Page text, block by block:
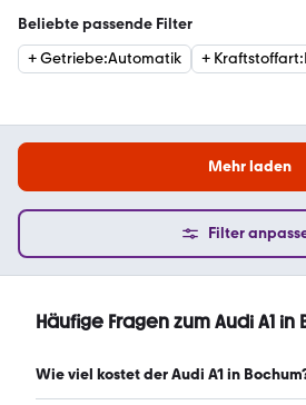
Beliebte passende Filter
+Getriebe:Automatik + Kraftstoffart:
Mehr laden
Filter
Häufige Fragen zum Audi A1 in
Wie viel kostet der Audi A1 in